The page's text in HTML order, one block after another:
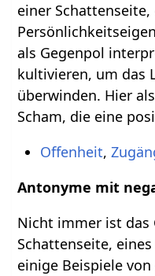
einer
als Gegenpol
kultivieren, um das
überwinden. Hier
Scham, die eine
Offenheit,
Antonyme mit
Nicht immer ist das
Schattenseite,
einige Beispiele